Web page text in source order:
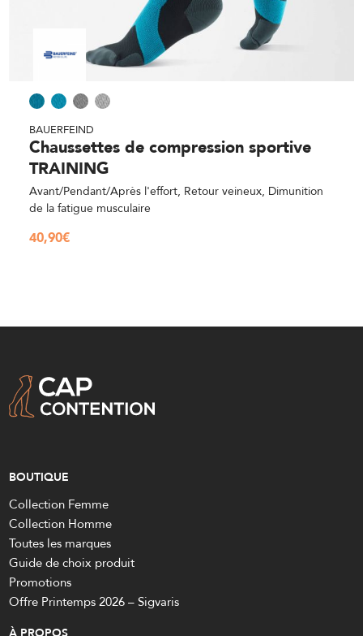
BAUERFEIND
Chaussettes de compression sportive
TRAINING
Avant/Pendant/Après l'effort, Retour veineux, Dimunition
de la fatigue musculaire
40,90€
BOUTIQUE
Collection Femme
Collection Homme
Toutes les marques
Guide de choix produit
Promotions
Offre Printemps 2026 – Sigvaris